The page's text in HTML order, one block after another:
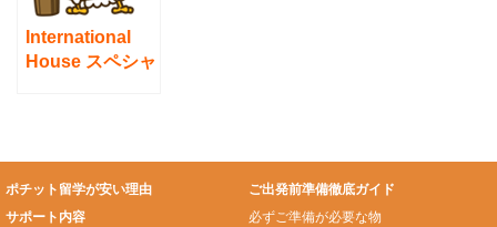
International
House スペシャ
ポチット留学が安い理由
サポート内容
ご出発前準備徹底ガイド
必ずご準備が必要な物